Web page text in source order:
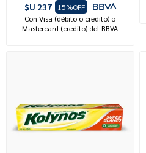
$U 237
15%OFF
Con Visa (débito o crédito) o
Mastercard (credito) del BBVA